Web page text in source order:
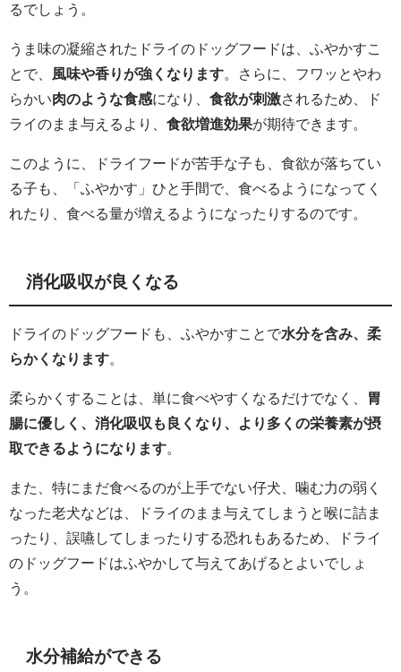
るでしょう。
うま味の凝縮されたドライのドッグフードは、ふやかすこ
とで、
風味や香りが強くなります 。さらに、フワッとやわ
らかい肉のような食感になり、 食欲が刺激されるため、ド
ライのまま与えるより、 食欲増進効果が期待できます。
このように、ドライフードが苦手な子も、食欲が落ちてい
る子も、「ふやかす」ひと手間で、食べるようになってく
れたり、食べる量が増えるようになったりするのです。
消化吸収が良くなる
ドライのドッグフードも、ふやかすことで水分を含み、柔
らかくなります
柔らかくすることは、単に食べやすくなるだけでなく、
胃
腸に優しく、消化吸収も良くなり、より多くの栄養素が摂
取できるようになります
また、特にまだ食べるのが上手でない仔犬、噛む力の弱く
なった老犬などは、ドライのまま与えてしまうと喉に詰ま
ったり、誤嚥してしまったりする恐れもあるため、ドライ
のドッグフードはふやかして与えてあげるとよいでしょ
う。
水分補給ができる